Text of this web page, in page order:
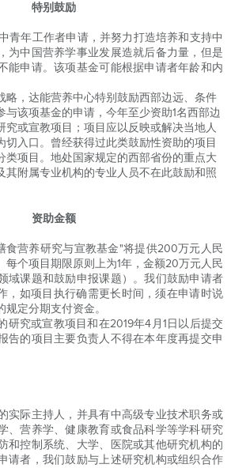
特别鼓励
青年工作者申请，并努力打造培养和支持中
为中国营养学事业发展造就后备力量，但是
能申请。该项基金可能根据申请者年龄和内
略，达能营养中心特别鼓励西部边远、条件
与该项基金的申请，今年至少资助1名西部边
究或宣教项目；项目应以反映或解决当地人
切入口。曾经获得过此类鼓励性资助的项目
类项目。地处国家规定的西部省份的重点大
其附属专业机构的专业人员不在此鼓励和照
资助金额
食营养研究与宣教基金"将提供200万元人民
每个项目期限原则上为1年，金额20万元人民
域课题和鼓励申报课题）。我们鼓励申请者
，如项目执行确需更长时间，须在申请时说
定分期支付资金。
研究或宣教项目和在2019年4月1日以后提交
告的项目主要负责人不得在本年度再提交申
实际主持人，并具有中高级专业技术职务或
、营养学、健康教育或食品科学等学科研究
和控制系统、大学、医院或其他研究机构的
请者，我们鼓励与上述研究机构或组织合作